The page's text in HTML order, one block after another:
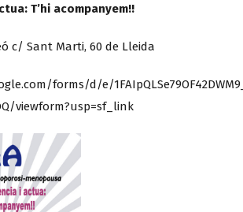
T’hi acompanyem!!
c/ Sant Marti, 60 de Lleida
forms/d/e/
viewform?usp=sf_link